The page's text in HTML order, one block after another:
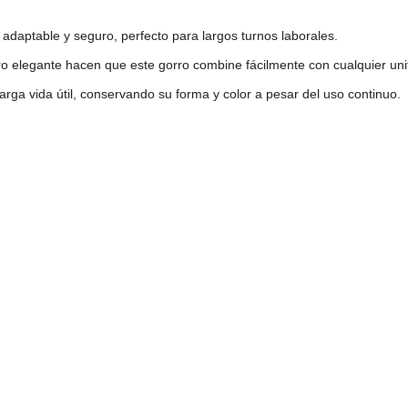
y seguro, perfecto para largos turnos laborales.
elegante hacen que este gorro combine fácilmente con cualquier
vida útil, conservando su forma y color a pesar del uso continuo.